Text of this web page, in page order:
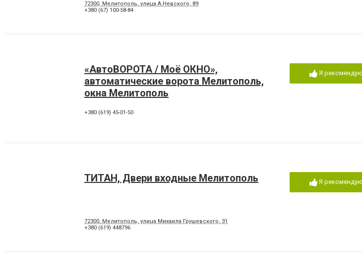
72300, Мелитополь, улица А.Невского, 89
+380 (67) 100-58-84
«АвтоВОРОТА / Моё ОКНО»,
автоматические ворота Мелитополь,
окна Мелитополь
+380 (619) 45-01-50
Я рекомендую
ТИТАН, Двери входные Мелитополь
72300, Мелитополь, улица Михаила Грушевского, 31
+380 (619) 448796
Я рекомендую